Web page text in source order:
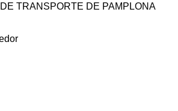
TRANSPORTE DE PAMPLONA